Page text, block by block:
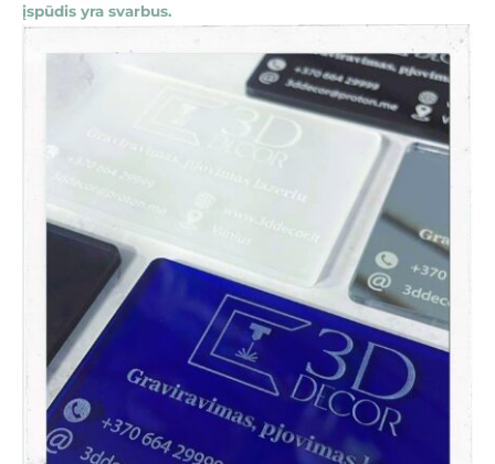
įspūdis yra svarbus.